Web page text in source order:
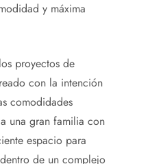
y máxima
proyectos de
con la intención
comodidades
una gran familia con
espacio para
de un complejo